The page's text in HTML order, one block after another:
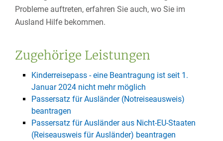
Probleme auftreten, erfahren Sie auch, wo Sie im
Ausland Hilfe bekommen.
Zugehörige Leistungen
Kinderreisepass - eine Beantragung ist seit 1.
Januar 2024 nicht mehr möglich
Passersatz für Ausländer (Notreiseausweis)
beantragen
Passersatz für Ausländer aus Nicht-EU-Staaten
(Reiseausweis für Ausländer) beantragen